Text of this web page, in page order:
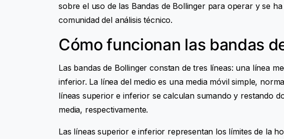
sobre el uso de las Bandas de Bollinger para operar y se
comunidad del análisis técnico.
Cómo funcionan las bandas
Las bandas de Bollinger constan de tres líneas: una línea
inferior. La línea del medio es una media móvil simple,
líneas superior e inferior se calculan sumando y restando
media, respectivamente.
Las líneas superior e inferior representan los límites de la